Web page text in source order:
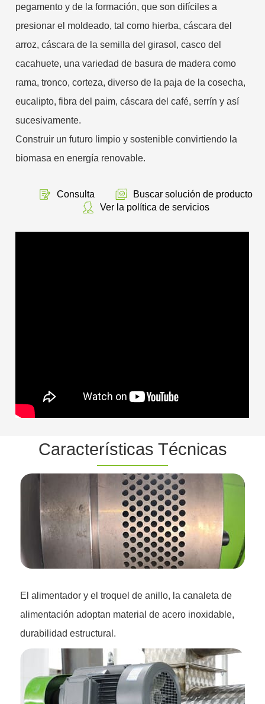
pegamento y de la formación, que son difíciles a
presionar el moldeado, tal como hierba, cáscara del
arroz, cáscara de la semilla del girasol, casco del
cacahuete, una variedad de basura de madera como
rama, tronco, corteza, diverso de la paja de la cosecha,
eucalipto, fibra del paim, cáscara del café, serrín y así
sucesivamente.
Construir un futuro limpio y sostenible convirtiendo la
biomasa en energía renovable.
Consulta
Buscar solución de producto
Ver la política de servicios
Características Técnicas
El alimentador y el troquel de anillo, la canaleta de
alimentación adoptan material de acero inoxidable,
durabilidad estructural.